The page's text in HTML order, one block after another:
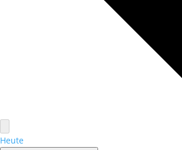
Heute